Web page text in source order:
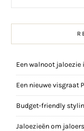
Een walnoot
Een nieuwe visgraat
Budget-friendly
Jaloezieën om